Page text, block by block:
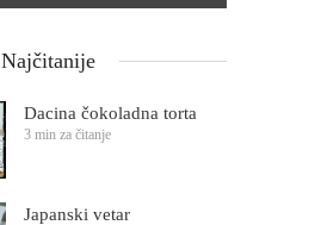
Najčitanije
Dacina čokoladna torta
3 min za čitanje
Japanski vetar